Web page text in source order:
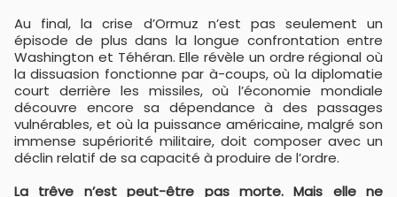
Au final, la crise d’Ormuz n’est pas seulement un
épisode de plus dans la longue confrontation entre
Washington et Téhéran. Elle révèle un ordre régional où
la dissuasion fonctionne par à-coups, où la diplomatie
court derrière les missiles, où l’économie mondiale
découvre encore sa dépendance à des passages
vulnérables, et où la puissance américaine, malgré son
immense supériorité militaire, doit composer avec un
déclin relatif de sa capacité à produire de l’ordre.
La trêve n’est peut-être pas morte. Mais elle ne